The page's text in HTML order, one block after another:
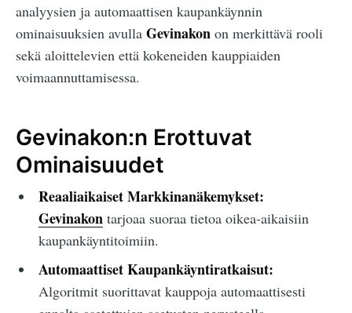
analyysien ja automaattisen kaupankäynnin
ominaisuuksien avulla Gevinakon on merkittävä rooli
sekä aloittelevien että kokeneiden kauppiaiden
voimaannuttamisessa.
Gevinakon:n Erottuvat
Ominaisuudet
Reaaliaikaiset Markkinanäkemykset:
Gevinakontarjoaa suoraa tietoa oikea-aikaisiin
kaupankäyntitoimiin.
Automaattiset Kaupankäyntiratkaisut:
Algoritmit suorittavat kauppoja automaattisesti